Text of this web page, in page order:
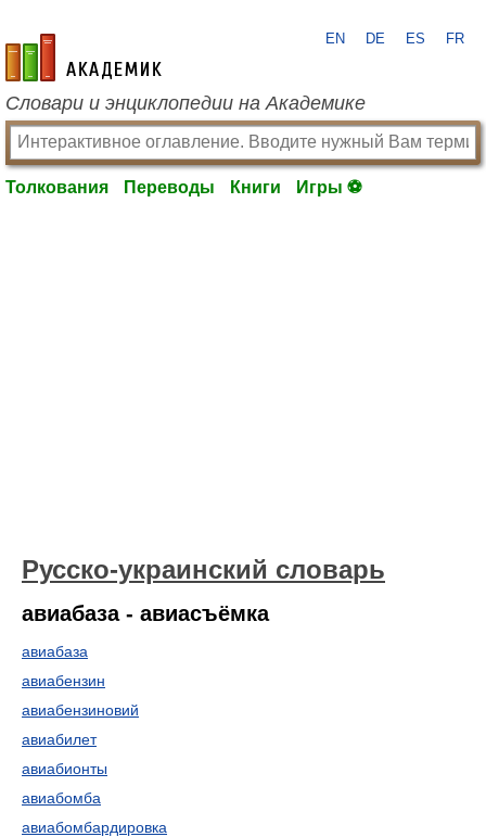
academic.ru
EN DE ES FR
Словари и энциклопедии на Академике
Толкования Переводы Книги Игры ⚽
Русско-украинский словарь
авиабаза - авиасъёмка
авиабаза
авиабензин
авиабензиновий
авиабилет
авиабионты
авиабомба
авиабомбардировка